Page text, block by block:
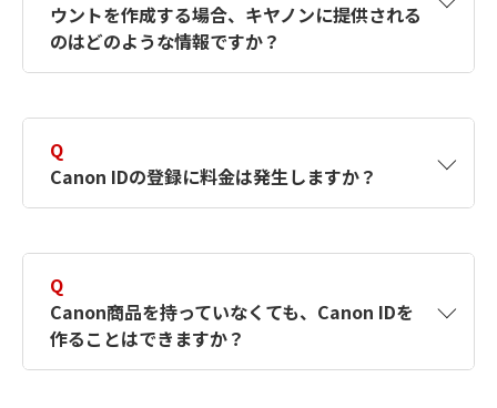
何ですか？Canon IDの作成方法は？をご確認く
ださい。
ウントを作成する場合、キヤノンに提供される
のはどのような情報ですか？
択したサービスから取得します。アカウントを
簡単に作成できるように、この情報を使用して
Canon IDの登録フォームを入力します。
Q
Canon IDの登録に料金は発生しますか？
Q
Canon商品を持っていなくても、Canon IDを
作ることはできますか？